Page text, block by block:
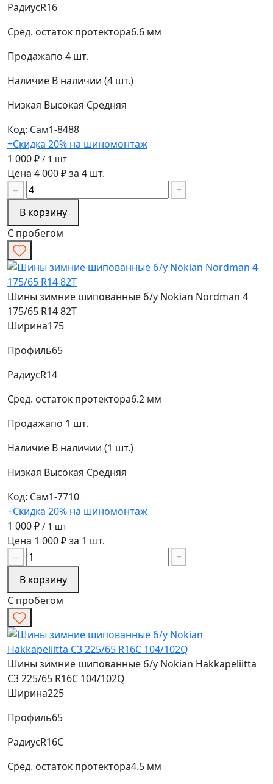
РадиусR16
Сред. остаток протектора6.6 мм
Продажапо 4 шт.
Наличие В наличии (4 шт.)
Низкая Высокая Средняя
Код: Сам1-8488
+Скидка 20% на шиномонтаж
1 000 ₽ / 1 шт
Цена 4 000 ₽ за 4 шт.
−
+
В корзину
С пробегом
Шины зимние шипованные б/у Nokian Nordman 4
175/65 R14 82T
Ширина175
Профиль65
РадиусR14
Сред. остаток протектора6.2 мм
Продажапо 1 шт.
Наличие В наличии (1 шт.)
Низкая Высокая Средняя
Код: Сам1-7710
+Скидка 20% на шиномонтаж
1 000 ₽ / 1 шт
Цена 1 000 ₽ за 1 шт.
−
+
В корзину
С пробегом
Шины зимние шипованные б/у Nokian Hakkapeliitta
C3 225/65 R16C 104/102Q
Ширина225
Профиль65
РадиусR16C
Сред. остаток протектора4.5 мм